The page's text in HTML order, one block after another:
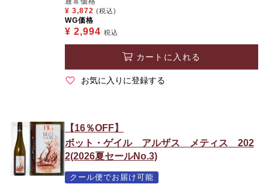
¥ 3,872 (税込)
WG価格
¥ 2,994 税込
カートに入れる
お気に入りに登録する
【16％OFF】
ボット・ゲイル アルザス メティス 202
2(2026夏セールNo.3)
クール便でお届け可能